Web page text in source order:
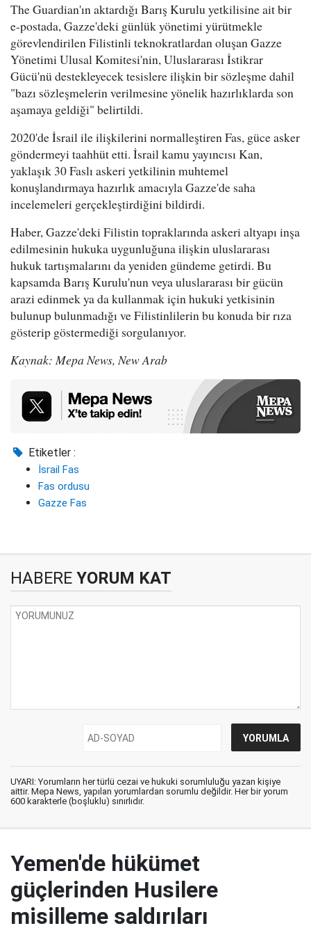
The Guardian'ın aktardığı Barış Kurulu yetkilisine ait bir
e-postada, Gazze'deki günlük yönetimi yürütmekle
görevlendirilen Filistinli teknokratlardan oluşan Gazze
Yönetimi Ulusal Komitesi'nin, Uluslararası İstikrar
Gücü'nü destekleyecek tesislere ilişkin bir sözleşme dahil
"bazı sözleşmelerin verilmesine yönelik hazırlıklarda son
aşamaya geldiği" belirtildi.
2020'de İsrail ile ilişkilerini normalleştiren Fas, güce asker
göndermeyi taahhüt etti. İsrail kamu yayıncısı Kan,
yaklaşık 30 Faslı askeri yetkilinin muhtemel
konuşlandırmaya hazırlık amacıyla Gazze'de saha
incelemeleri gerçekleştirdiğini bildirdi.
Haber, Gazze'deki Filistin topraklarında askeri altyapı inşa
edilmesinin hukuka uygunluğuna ilişkin uluslararası
hukuk tartışmalarını da yeniden gündeme getirdi. Bu
kapsamda Barış Kurulu'nun veya uluslararası bir gücün
arazi edinmek ya da kullanmak için hukuki yetkisinin
bulunup bulunmadığı ve Filistinlilerin bu konuda bir rıza
gösterip göstermediği sorgulanıyor.
Kaynak: Mepa News, New Arab
Etiketler :
İsrail Fas
Fas ordusu
Gazze Fas
HABERE YORUM KAT
UYARI: Yorumların her türlü cezai ve hukuki sorumluluğu yazan kişiye
aittir. Mepa News, yapılan yorumlardan sorumlu değildir. Her bir yorum
600 karakterle (boşluklu) sınırlıdır.
Yemen'de hükümet
güçlerinden Husilere
misilleme saldırıları